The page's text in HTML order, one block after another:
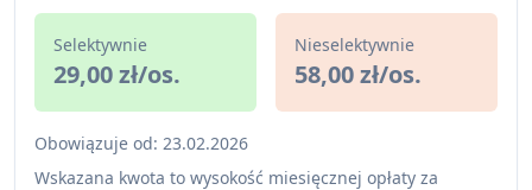
Selektywnie
29,00 zł/os.
Nieselektywnie
58,00 zł/os.
Obowiązuje od: 23.02.2026
Wskazana kwota to wysokość miesięcznej opłaty za